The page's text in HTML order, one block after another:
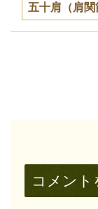
五十肩（肩
コメン